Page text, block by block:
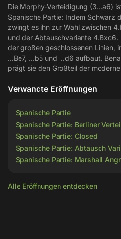
Die Morphy-Verteidigung (3...a6)
Spanische Partie: Indem Schwarz
zwingt es ihn zur Wahl zwischen
und der Abtauschvariante 4.Bxc6.
der großen geschlossenen Linien,
...Be7, ...b5 und ...d6 aufbaut.
prägt sie den Großteil der
Verwandte Eröffnungen
Spanische Partie
Spanische Partie: Berliner
Spanische Partie: Closed
Spanische Partie: Abtausch
Spanische Partie: Marshall
Alle Eröffnungen entdecken